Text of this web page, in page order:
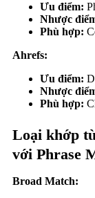
Ưu điểm:
Nhược
Phù hợp:
Ahrefs:
Ưu điểm:
Nhược
Phù hợp:
Loại khớp
với Phrase
Broad Match: